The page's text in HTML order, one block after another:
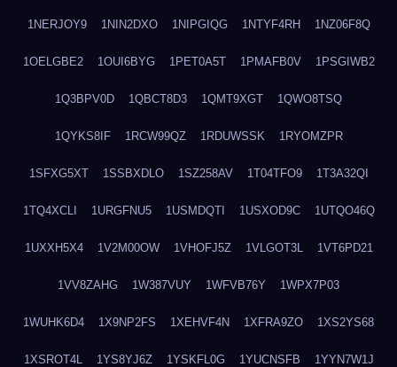
1NERJOY9 1NIN2DXO 1NIPGIQG 1NTYF4RH 1NZ06F8Q
1OELGBE2 1OUI6BYG 1PET0A5T 1PMAFB0V 1PSGIWB2
1Q3BPV0D 1QBCT8D3 1QMT9XGT 1QWO8TSQ
1QYKS8IF 1RCW99QZ 1RDUWSSK 1RYOMZPR
1SFXG5XT 1SSBXDLO 1SZ258AV 1T04TFO9 1T3A32QI
1TQ4XCLI 1URGFNU5 1USMDQTI 1USXOD9C 1UTQO46Q
1UXXH5X4 1V2M00OW 1VHOFJ5Z 1VLGOT3L 1VT6PD21
1VV8ZAHG 1W387VUY 1WFVB76Y 1WPX7P03
1WUHK6D4 1X9NP2FS 1XEHVF4N 1XFRA9ZO 1XS2YS68
1XSROT4L 1YS8YJ6Z 1YSKFL0G 1YUCNSFB 1YYN7W1J